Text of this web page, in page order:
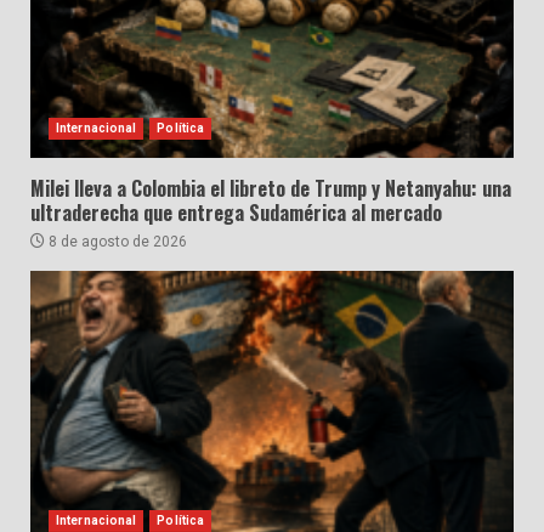
Internacional Política
Milei lleva a Colombia el libreto de Trump y Netanyahu: una
ultraderecha que entrega Sudamérica al mercado
8 de agosto de 2026
Internacional Política